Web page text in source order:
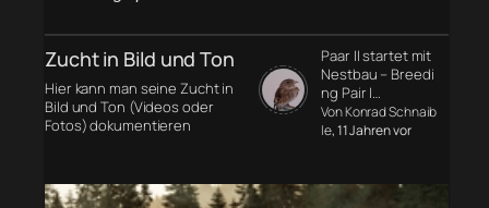
Zucht in Bild und Ton
Hier kann man seine Zucht in
Bild und Ton (Videos oder
Fotos) dokumentieren
Paar II startet mit
Nestbau – Breedi
ng Pair I…
Von Konrad Schnaib
le, 11 Jahren vor